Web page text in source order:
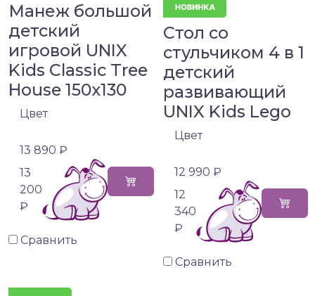
Манеж большой
детский
игровой UNIX
Kids Classic Tree
House 150x130
Цвет
13 890 ₽
13
200
₽
Сравнить
Стол со
стульчиком 4 в 1
детский
развивающий
UNIX Kids Lego
Цвет
12 990 ₽
12
340
₽
Сравнить